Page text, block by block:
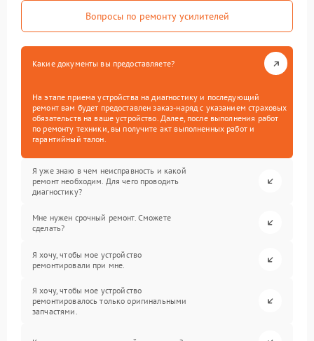
Вопросы по ремонту усилителей
Какие документы вы предоставляете?
На этапе приема устройства на диагностику и последующий
ремонт вам будет предоставлен заказ-наряд с указанием страховых
обязательств на ваше устройство. Далее, после выполнения работ
по ремонту техники, вы получите акт выполненных работ и
гарантийный талон.
Я уже знаю в чем неисправность и какой
ремонт необходим. Для чего проводить
диагностику?
Мне нужен срочный ремонт. Сможете
сделать?
Я хочу, чтобы мое устройство
ремонтировали при мне.
Я хочу, чтобы мое устройство
ремонтировалось только оригинальными
запчастями.